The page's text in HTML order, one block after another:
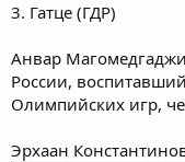
3. Гатце (ГДР)
Анвар
России,
Олимпийских игр,
Эрхаан